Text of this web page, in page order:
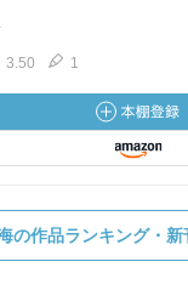
3.50 1
の作品ランキング・新